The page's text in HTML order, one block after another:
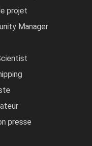
projet
Manager
presse